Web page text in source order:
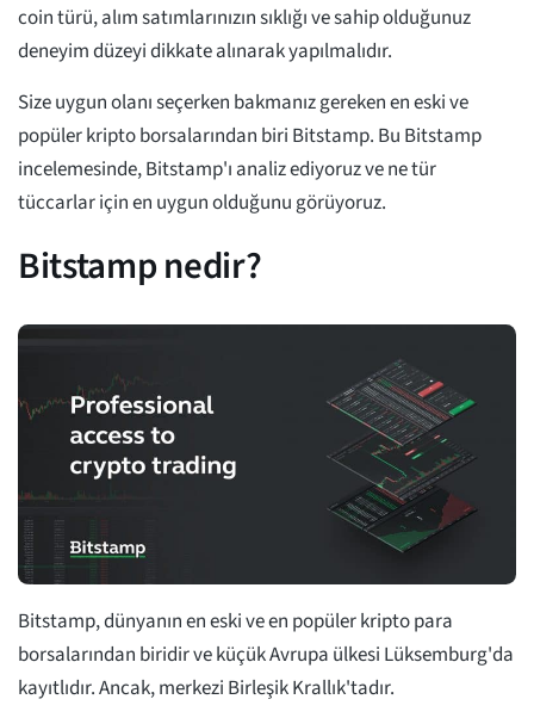
coin türü, alım satımlarınızın sıklığı ve sahip olduğunuz
deneyim düzeyi dikkate alınarak yapılmalıdır.
Size uygun olanı seçerken bakmanız gereken en eski ve
popüler kripto borsalarından biri Bitstamp. Bu Bitstamp
incelemesinde, Bitstamp'ı analiz ediyoruz ve ne tür
tüccarlar için en uygun olduğunu görüyoruz.
Bitstamp nedir?
Bitstamp, dünyanın en eski ve en popüler kripto para
borsalarından biridir ve küçük Avrupa ülkesi Lüksemburg'da
kayıtlıdır. Ancak, merkezi Birleşik Krallık'tadır.